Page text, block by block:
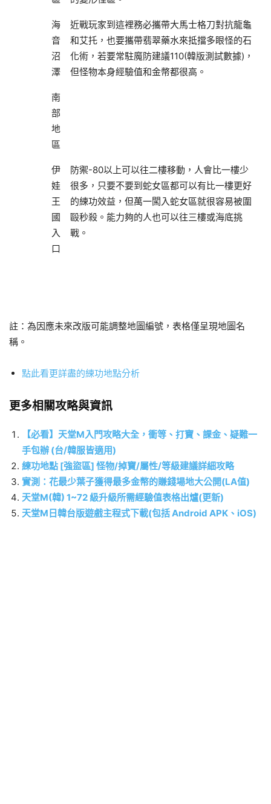
海
音
沼
澤
近戰玩家到這裡務必攜帶大馬士格刀對抗龍龜
和艾托，也要攜帶翡翠藥水來抵擋多眼怪的石
化術，若要常駐魔防建議110(韓版測試數據)，
但怪物本身經驗值和金幣都很高。
南
部
地
區
伊
娃
王
國
入
口
防禦-80以上可以往二樓移動，人會比一樓少
很多，只要不要到蛇女區都可以有比一樓更好
的練功效益，但萬一闖入蛇女區就很容易被圍
毆秒殺。能力夠的人也可以往三樓或海底挑
戰。
註：為因應未來改版可能調整地圖編號，表格僅呈現地圖名
稱。
點此看更詳盡的練功地點分析
更多相關攻略與資訊
【必看】天堂M入門攻略大全，衝等、打寶、課金、疑難一
手包辦 (台/韓服皆適用)
練功地點 [強盜區] 怪物/掉寶/屬性/等級建議詳細攻略
實測：花最少葉子獲得最多金幣的賺錢場地大公開(LA值)
天堂M(韓) 1~72 級升級所需經驗值表格出爐(更新)
天堂M日韓台版遊戲主程式下載(包括 Android APK、iOS)